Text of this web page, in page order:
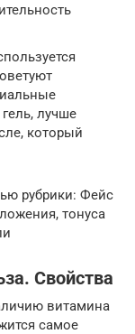
лучше
который
рубрики: Фейс
тонуса
Свойства
витамина
самое